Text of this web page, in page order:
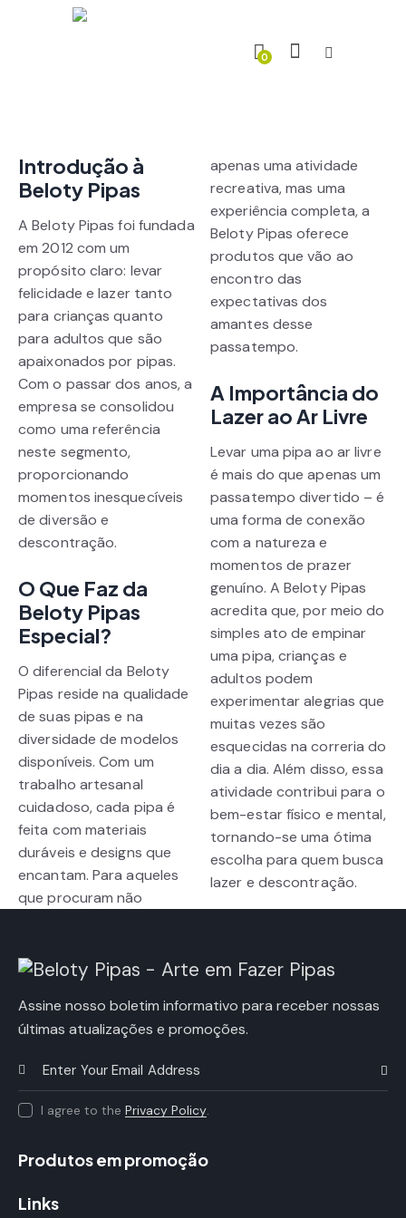
0
Introdução à
Beloty Pipas
A Beloty Pipas foi fundada
em 2012 com um
propósito claro: levar
felicidade e lazer tanto
para crianças quanto
para adultos que são
apaixonados por pipas.
Com o passar dos anos, a
empresa se consolidou
como uma referência
neste segmento,
proporcionando
momentos inesquecíveis
de diversão e
descontração.
O Que Faz da
Beloty Pipas
Especial?
O diferencial da Beloty
Pipas reside na qualidade
de suas pipas e na
diversidade de modelos
disponíveis. Com um
trabalho artesanal
cuidadoso, cada pipa é
feita com materiais
duráveis e designs que
encantam. Para aqueles
que procuram não
apenas uma atividade
recreativa, mas uma
experiência completa, a
Beloty Pipas oferece
produtos que vão ao
encontro das
expectativas dos
amantes desse
passatempo.
A Importância do
Lazer ao Ar Livre
Levar uma pipa ao ar livre
é mais do que apenas um
passatempo divertido – é
uma forma de conexão
com a natureza e
momentos de prazer
genuíno. A Beloty Pipas
acredita que, por meio do
simples ato de empinar
uma pipa, crianças e
adultos podem
experimentar alegrias que
muitas vezes são
esquecidas na correria do
dia a dia. Além disso, essa
atividade contribui para o
bem-estar físico e mental,
tornando-se uma ótima
escolha para quem busca
lazer e descontração.
Assine nosso boletim informativo para receber nossas
últimas atualizações e promoções.
I agree to the Privacy Policy.
Produtos em promoção
Links